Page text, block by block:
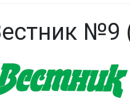
№9